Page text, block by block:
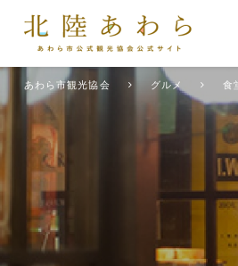
あわら市観光協会 グルメ 食